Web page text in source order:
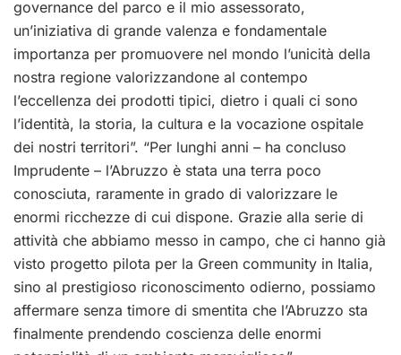
governance del parco e il mio assessorato,
un’iniziativa di grande valenza e fondamentale
importanza per promuovere nel mondo l’unicità della
nostra regione valorizzandone al contempo
l’eccellenza dei prodotti tipici, dietro i quali ci sono
l’identità, la storia, la cultura e la vocazione ospitale
dei nostri territori”. “Per lunghi anni – ha concluso
Imprudente – l’Abruzzo è stata una terra poco
conosciuta, raramente in grado di valorizzare le
enormi ricchezze di cui dispone. Grazie alla serie di
attività che abbiamo messo in campo, che ci hanno già
visto progetto pilota per la Green community in Italia,
sino al prestigioso riconoscimento odierno, possiamo
affermare senza timore di smentita che l’Abruzzo sta
finalmente prendendo coscienza delle enormi